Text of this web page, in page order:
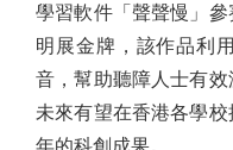
學習軟件「聲聲慢」
明展金牌，該作品利
音，幫助聽障人士有效
未來有望在香港各學
年的科創成果。